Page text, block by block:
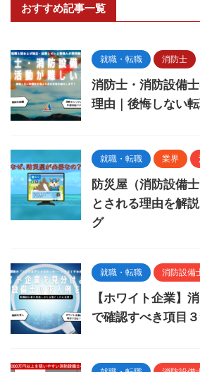
おすすめ記事一覧
就職・転職 消防士
消防士・消防設備
理由｜後悔しない
就職・転職 業界
防災屋（消防設備
とされる理由を解
グ
就職・転職 消防設備
【ホワイト企業】
で確認すべき項目３